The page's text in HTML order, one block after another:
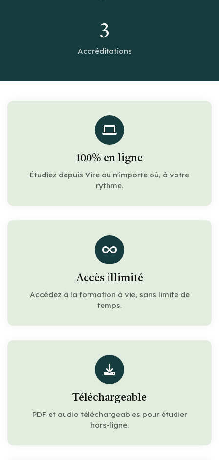
3
Accréditations
100% en ligne
Étudiez depuis Vire ou n'importe où, à votre
rythme.
Accès illimité
Accédez à la formation à vie, sans limite de
temps.
Téléchargeable
PDF et audio téléchargeables pour étudier
hors-ligne.